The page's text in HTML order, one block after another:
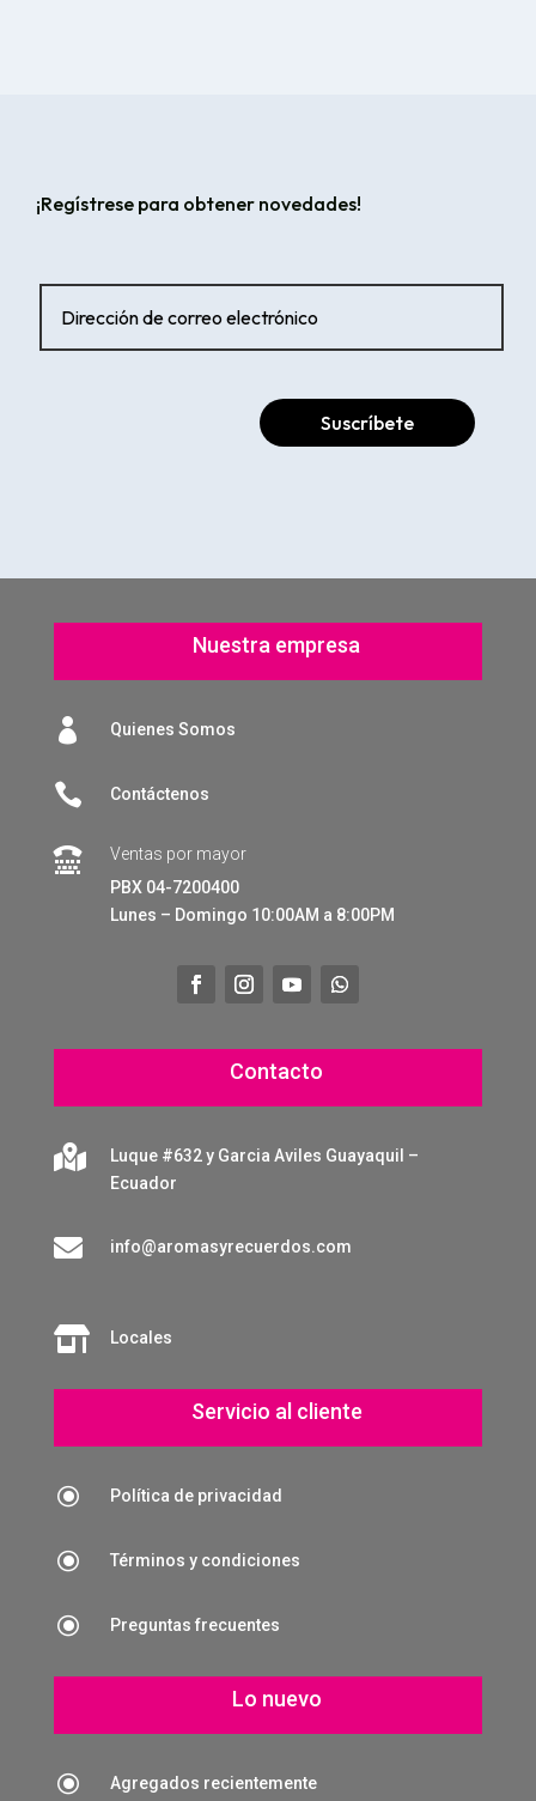
¡Regístrese para obtener novedades!
Suscríbete
Nuestra empresa
 Quienes Somos
 Contáctenos

Ventas por mayor
PBX 04-7200400
Lunes – Domingo 10:00AM a 8:00PM
Contacto

Luque #632 y Garcia Aviles Guayaquil –
Ecuador
 info@aromasyrecuerdos.com
 Locales
Servicio al cliente
\ Política de privacidad
\ Términos y condiciones
\ Preguntas frecuentes
Lo nuevo
\ Agregados recientemente